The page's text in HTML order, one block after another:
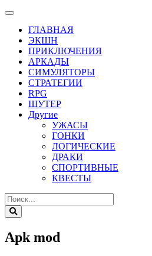
ГЛАВНАЯ
ЭКШН
ПРИКЛЮЧЕНИЯ
АРКАДЫ
СИМУЛЯТОРЫ
СТРАТЕГИИ
RPG
ШУТЕР
Другие
УЖАСЫ
ГОНКИ
ЛОГИЧЕСКИЕ
ДРАКИ
СПОРТИВНЫЕ
КВЕСТЫ
Apk mod